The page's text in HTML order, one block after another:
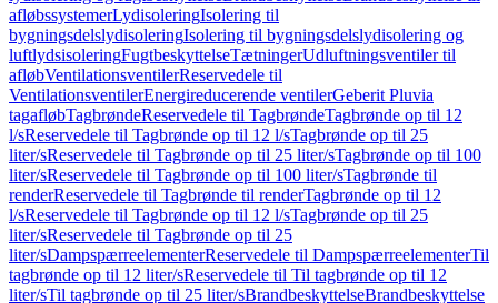
afløbssystemerLydisoleringIsolering til
bygningsdelslydisoleringIsolering til bygningsdelslydisolering og
luftlydsisoleringFugtbeskyttelseTætningerUdluftningsventiler til
afløbVentilationsventilerReservedele til
VentilationsventilerEnergireducerende ventilerGeberit Pluvia
tagafløbTagbrøndeReservedele til TagbrøndeTagbrønde op til 12
l/sReservedele til Tagbrønde op til 12 l/sTagbrønde op til 25
liter/sReservedele til Tagbrønde op til 25 liter/sTagbrønde op til 100
liter/sReservedele til Tagbrønde op til 100 liter/sTagbrønde til
renderReservedele til Tagbrønde til renderTagbrønde op til 12
l/sReservedele til Tagbrønde op til 12 l/sTagbrønde op til 25
liter/sReservedele til Tagbrønde op til 25
liter/sDampspærreelementerReservedele til DampspærreelementerTil
tagbrønde op til 12 liter/sReservedele til Til tagbrønde op til 12
liter/sTil tagbrønde op til 25 liter/sBrandbeskyttelseBrandbeskyttelse